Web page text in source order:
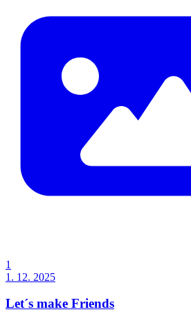
1
1. 12. 2025
Let´s make Friends